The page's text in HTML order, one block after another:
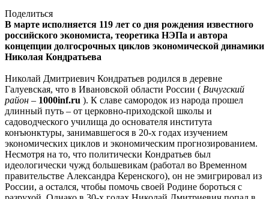
Поделиться
В марте исполняется 119 лет со дня рождения известного
российского экономиста, теоретика НЭПа и автора
концепции долгосрочных циклов экономической динамики
Николая Кондратьева
Николай Дмитриевич Кондратьев родился в деревне
Галуевская, что в Ивановской области России ( Вичугский
район – 1000inf.ru ). К славе самородок из народа прошел
длинный путь – от церковно-приходской школы и
садоводческого училища до основателя института
конъюнктуры, занимавшегося в 20-х годах изучением
экономических циклов и экономическим прогнозированием.
Несмотря на то, что политически Кондратьев был
идеологически чужд большевикам (работал во Временном
правительстве Александра Керенского), он не эмигрировал из
России, а остался, чтобы помочь своей Родине бороться с